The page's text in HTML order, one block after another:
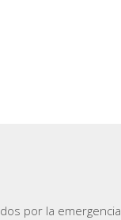
por la emergencia